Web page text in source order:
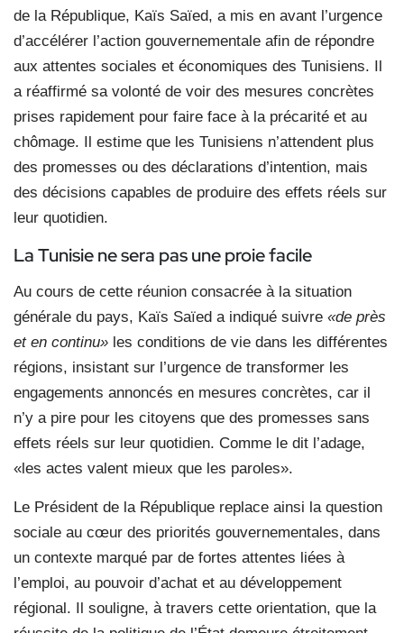
de la République, Kaïs Saïed, a mis en avant l’urgence
d’accélérer l’action gouvernementale afin de répondre
aux attentes sociales et économiques des Tunisiens. Il
a réaffirmé sa volonté de voir des mesures concrètes
prises rapidement pour faire face à la précarité et au
chômage. Il estime que les Tunisiens n’attendent plus
des promesses ou des déclarations d’intention, mais
des décisions capables de produire des effets réels sur
leur quotidien.
La Tunisie ne sera pas une proie facile
Au cours de cette réunion consacrée à la situation
générale du pays, Kaïs Saïed a indiqué suivre «de près
et en continu» les conditions de vie dans les différentes
régions, insistant sur l’urgence de transformer les
engagements annoncés en mesures concrètes, car il
n’y a pire pour les citoyens que des promesses sans
effets réels sur leur quotidien. Comme le dit l’adage,
«les actes valent mieux que les paroles».
Le Président de la République replace ainsi la question
sociale au cœur des priorités gouvernementales, dans
un contexte marqué par de fortes attentes liées à
l’emploi, au pouvoir d’achat et au développement
régional. Il souligne, à travers cette orientation, que la